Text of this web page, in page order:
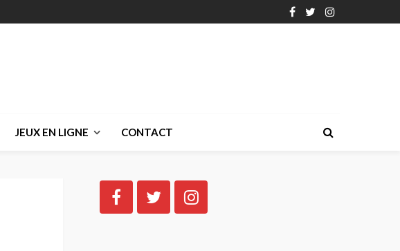
JEUX EN LIGNE CONTACT